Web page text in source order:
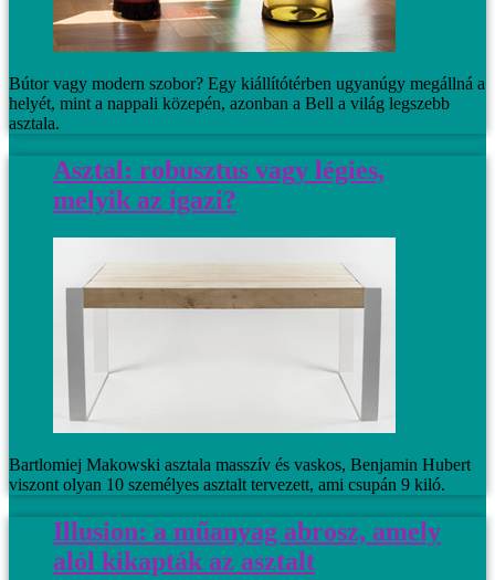
Bútor vagy modern szobor? Egy kiállítótérben ugyanúgy megállná a
helyét, mint a nappali közepén, azonban a Bell a világ legszebb
asztala.
Asztal: robusztus vagy légies,
melyik az igazi?
Bartlomiej Makowski asztala masszív és vaskos, Benjamin Hubert
viszont olyan 10 személyes asztalt tervezett, ami csupán 9 kiló.
Illusion: a műanyag abrosz, amely
alól kikapták az asztalt